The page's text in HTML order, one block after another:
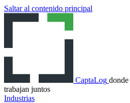
Saltar al contenido principal
CaptaLog donde
trabajan juntos
Industrias